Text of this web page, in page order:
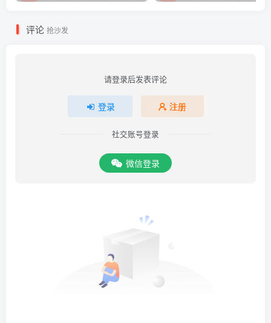
评论 抢沙发
请登录后发表评论
登录 注册
社交账号登录
微信登录